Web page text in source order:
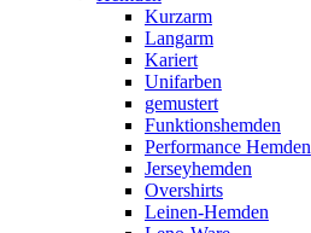
Kurzarm
Langarm
Kariert
Unifarben
gemustert
Funktionshemden
Performance Hemden
Jerseyhemden
Overshirts
Leinen-Hemden